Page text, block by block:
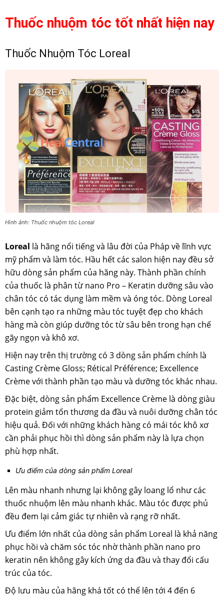
Thuốc nhuộm tóc tốt nhất hiện nay
Thuốc Nhuộm Tóc Loreal
Hình ảnh: Thuốc nhuộm tóc Loreal
Loreal là hãng nổi tiếng và lâu đời của Pháp về lĩnh vực
mỹ phẩm và làm tóc. Hầu hết các salon hiện nay đều sở
hữu dòng sản phẩm của hãng này. Thành phần chính
của thuốc là phân từ nano Pro – Keratin dưỡng sâu vào
chân tóc có tác dụng làm mềm và óng tóc. Dòng Loreal
bên cạnh tạo ra những màu tóc tuyệt đẹp cho khách
hàng mà còn giúp dưỡng tóc từ sâu bên trong hạn chế
gãy ngọn và khô xơ.
Hiện nay trên thị trường có 3 dòng sản phẩm chính là
Casting Crème Gloss; Rétical Préférence; Excellence
Crème với thành phần tạo màu và dưỡng tóc khác nhau.
Đặc biệt, dòng sản phẩm Excellence Crème là dòng giàu
protein giảm tổn thương da đầu và nuôi dưỡng chân tóc
hiệu quả. Đối với những khách hàng có mái tóc khô xơ
cần phải phục hồi thì dòng sản phẩm này là lựa chọn
phù hợp nhất.
Ưu điểm của dòng sản phẩm Loreal
Lên màu nhanh nhưng lại không gây loang lổ như các
thuốc nhuộm lên màu nhanh khác. Màu tóc được phủ
đều đem lại cảm giác tự nhiên và rạng rỡ nhất.
Ưu điểm lớn nhất của dòng sản phẩm Loreal là khả năng
phục hồi và chăm sóc tóc nhờ thành phần nano pro
keratin nên không gây kích ứng da đầu và thay đổi cấu
trúc của tóc.
Độ lưu màu của hãng khá tốt có thể lên tới 4 đến 6